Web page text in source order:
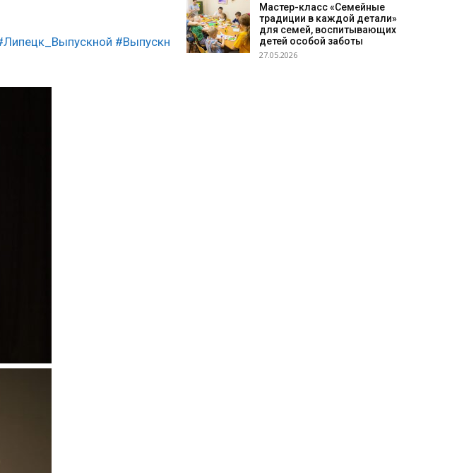
#Выпускн
Мастер-класс «Семейные
традиции в каждой детали»
для семей, воспитывающих
детей особой заботы
27.05.2026